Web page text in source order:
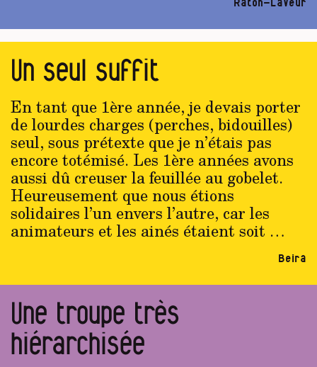
Raton-Laveur
Un seul suffit
En tant que 1ère année, je devais porter
de lourdes charges (perches, bidouilles)
seul, sous prétexte que je n’étais pas
encore totémisé. Les 1ère années avons
aussi dû creuser la feuillée au gobelet.
Heureusement que nous étions
solidaires l’un envers l’autre, car les
animateurs et les ainés étaient soit …
Beira
Une troupe très
hiérarchisée